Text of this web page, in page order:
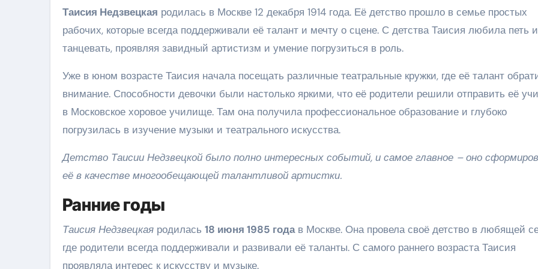
Таисия Недзвецкая родилась в Москве 12 декабря 1914 года. Её детство прошло в семье простых
рабочих, которые всегда поддерживали её талант и мечту о сцене. С детства Таисия любила петь и
танцевать, проявляя завидный артистизм и умение погрузиться в роль.
Уже в юном возрасте Таисия начала посещать различные театральные кружки, где её талант
внимание. Способности девочки были настолько яркими, что её родители решили отправить её
в Московское хоровое училище. Там она получила профессиональное образование и глубоко
погрузилась в изучение музыки и театрального искусства.
Детство Таисии Недзвецкой было полно интересных событий, и самое главное – оно
её в качестве многообещающей талантливой артистки.
Ранние годы
Таисия Недзвецкая родилась 18 июня 1985 годав Москве. Она провела своё детство в любящей
где родители всегда поддерживали и развивали её таланты. С самого раннего возраста Таисия
проявляла интерес к искусству и музыке.